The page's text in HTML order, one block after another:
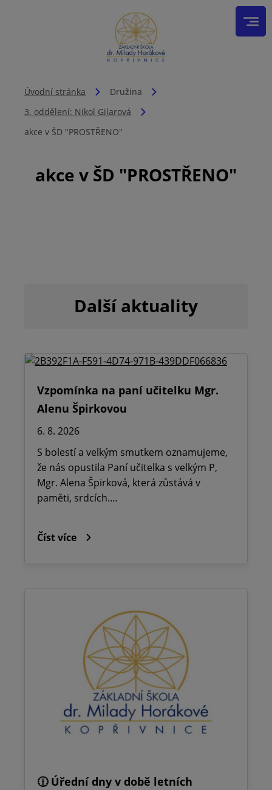
Úvodní stránka
Družina
3. oddělení: Nikol Gilarová
akce v ŠD "PROSTŘENO"
akce v ŠD "PROSTŘENO"
Další aktuality
Vzpomínka na paní učitelku Mgr.
Alenu Špirkovou
6. 8. 2026
S bolestí a velkým smutkem oznamujeme,
že nás opustila Paní učitelka s velkým P,
Mgr. Alena Špirková, která zůstává v
paměti, srdcích.…
Číst více
🕧 Úřední dny v době letních